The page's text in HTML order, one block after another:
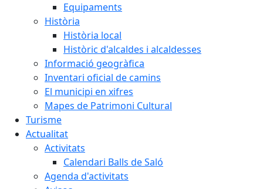
Equipaments
Història
Història local
Històric d'alcaldes i alcaldesses
Informació geogràfica
Inventari oficial de camins
El municipi en xifres
Mapes de Patrimoni Cultural
Turisme
Actualitat
Activitats
Calendari Balls de Saló
Agenda d'activitats